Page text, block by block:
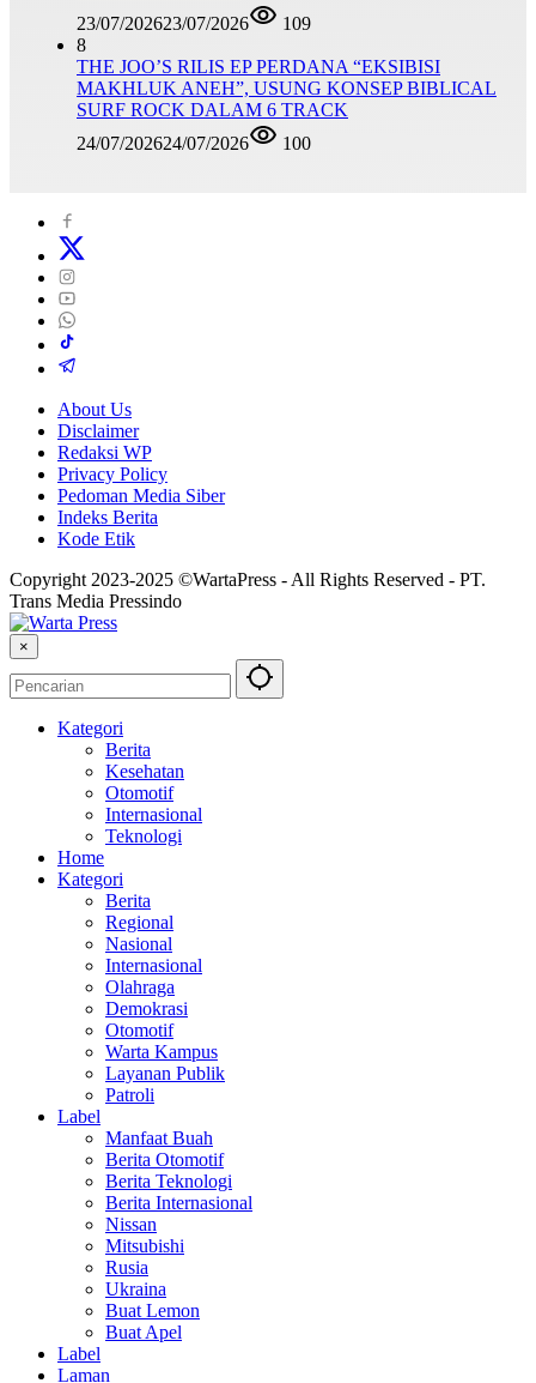
23/07/202623/07/2026
109
8
THE JOO’S RILIS EP PERDANA “EKSIBISI
MAKHLUK ANEH”, USUNG KONSEP BIBLICAL
SURF ROCK DALAM 6 TRACK
24/07/202624/07/2026 100
About Us
Disclaimer
Redaksi WP
Privacy Policy
Pedoman Media Siber
Indeks Berita
Kode Etik
Copyright 2023-2025 ©WartaPress - All Rights Reserved - PT.
Trans Media Pressindo
×
Kategori
Berita
Kesehatan
Otomotif
Internasional
Teknologi
Home
Kategori
Berita
Regional
Nasional
Internasional
Olahraga
Demokrasi
Otomotif
Warta Kampus
Layanan Publik
Patroli
Label
Manfaat Buah
Berita Otomotif
Berita Teknologi
Berita Internasional
Nissan
Mitsubishi
Rusia
Ukraina
Buat Lemon
Buat Apel
Label
Laman